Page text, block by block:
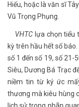
Hiếu, hoặc là văn sĩ
Vũ Trọng Phụng.
VHTC lựa chọn tiểu
kỳ trên hầu hết số báo.
số 1 đến số 19, số 21-
Siêu, Dương Bá Trạc
niềm tin từ ký ức
thương mà kiêu hùng